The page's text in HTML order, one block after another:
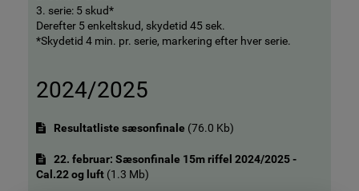
3. serie: 5 skud*
Derefter 5 enkeltskud, skydetid 45 sek.
*Skydetid 4 min. pr. serie, markering efter hver serie.
2024/2025
Resultatliste sæsonfinale (76.0 Kb)
22. februar: Sæsonfinale 15m riffel 2024/2025 -
Cal.22 og luft (1.3 Mb)